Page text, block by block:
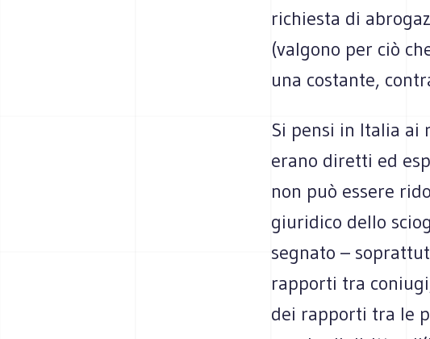
richiesta di
(valgono per ciò
una costante,
Si pensi in Italia ai
erano diretti ed
non può essere
giuridico dello
segnato –
rapporti tra
dei rapporti tra le